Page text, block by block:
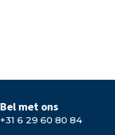
Bel met ons
+31 6 29 60 80 84